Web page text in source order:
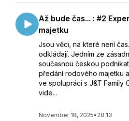
Až bude čas... : #2
majetku
Jsou věci, na které není
odkládají. Jedním ze
současnou českou
předání rodového majetku
ve spolupráci s J&T Family
vide...
November 18, 2025• 28:13